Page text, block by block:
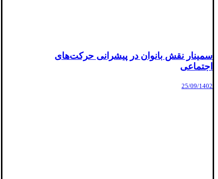
سمینار نقش بانوان در پیشرانی حرکت‌های
اجتماعی
25/09/1402